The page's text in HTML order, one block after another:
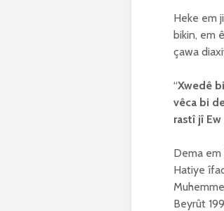
Heke em
bikin, em
çawa
“Xwedê
vêca bi
rastî jî
Dema
Hatiye
Beyrût